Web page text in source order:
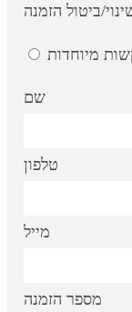
ביטול הזמנה
מיוחדות
שם
טלפון
מייל
מספר הזמנה